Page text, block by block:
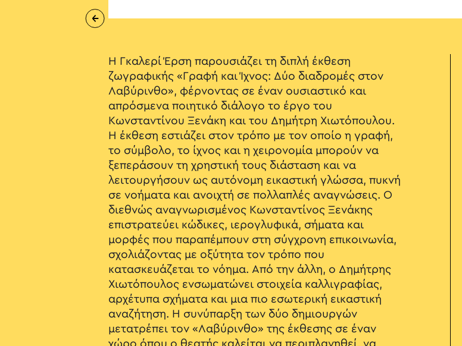
Η Γκαλερί Έρση παρουσιάζει τη διπλή έκθεση
ζωγραφικής «Γραφή και Ίχνος: Δύο διαδρομές στον
Λαβύρινθο», φέρνοντας σε έναν ουσιαστικό και
απρόσμενα ποιητικό διάλογο το έργο του
Κωνσταντίνου Ξενάκη και του Δημήτρη Χιωτόπουλου.
Η έκθεση εστιάζει στον τρόπο με τον οποίο η γραφή,
το σύμβολο, το ίχνος και η χειρονομία μπορούν να
ξεπεράσουν τη χρηστική τους διάσταση και να
λειτουργήσουν ως αυτόνομη εικαστική γλώσσα, πυκνή
σε νοήματα και ανοιχτή σε πολλαπλές αναγνώσεις. Ο
διεθνώς αναγνωρισμένος Κωνσταντίνος Ξενάκης
επιστρατεύει κώδικες, ιερογλυφικά, σήματα και
μορφές που παραπέμπουν στη σύγχρονη επικοινωνία,
σχολιάζοντας με οξύτητα τον τρόπο που
κατασκευάζεται το νόημα. Από την άλλη, ο Δημήτρης
Χιωτόπουλος ενσωματώνει στοιχεία καλλιγραφίας,
αρχέτυπα σχήματα και μια πιο εσωτερική εικαστική
αναζήτηση. Η συνύπαρξη των δύο δημιουργών
μετατρέπει τον «Λαβύρινθο» της έκθεσης σε έναν
χώρο όπου ο θεατής καλείται να περιπλανηθεί, να